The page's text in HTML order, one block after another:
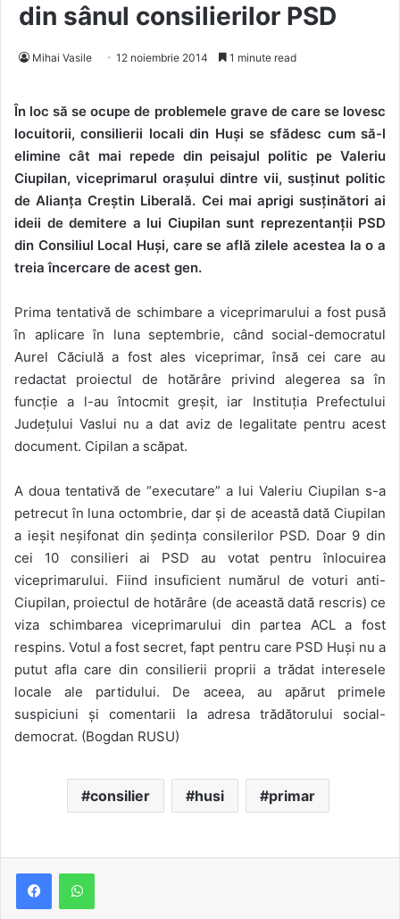
din sânul consilierilor PSD
Mihai Vasile 12 noiembrie 2014 1 minute read
În loc să se ocupe de problemele grave de care se lovesc
locuitorii, consilierii locali din Huși se sfădesc cum să-l
elimine cât mai repede din peisajul politic pe Valeriu
Ciupilan, viceprimarul orașului dintre vii, susținut politic
de Alianța Creștin Liberală. Cei mai aprigi susținători ai
ideii de demitere a lui Ciupilan sunt reprezentanții PSD
din Consiliul Local Huși, care se află zilele acestea la o a
treia încercare de acest gen.
Prima tentativă de schimbare a viceprimarului a fost pusă
în aplicare în luna septembrie, când social-democratul
Aurel Căciulă a fost ales viceprimar, însă cei care au
redactat proiectul de hotărâre privind alegerea sa în
funcție a l-au întocmit greșit, iar Instituția Prefectului
Județului Vaslui nu a dat aviz de legalitate pentru acest
document. Cipilan a scăpat.
A doua tentativă de “executare” a lui Valeriu Ciupilan s-a
petrecut în luna octombrie, dar și de această dată Ciupilan
a ieșit neșifonat din ședința consilerilor PSD. Doar 9 din
cei 10 consilieri ai PSD au votat pentru înlocuirea
viceprimarului. Fiind insuficient numărul de voturi anti-
Ciupilan, proiectul de hotărâre (de această dată rescris) ce
viza schimbarea viceprimarului din partea ACL a fost
respins. Votul a fost secret, fapt pentru care PSD Huși nu a
putut afla care din consilierii proprii a trădat interesele
locale ale partidului. De aceea, au apărut primele
suspiciuni și comentarii la adresa trădătorului social-
democrat. (Bogdan RUSU)
consilier husi primar